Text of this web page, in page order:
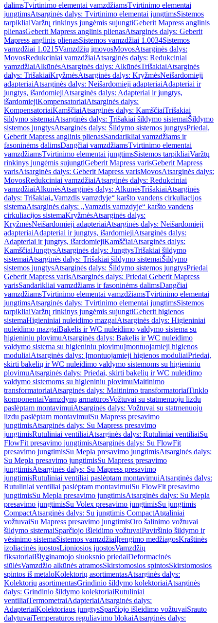
dalimsTvirtinimo elementai vamzdžiamsTvirtinimo elementai
jungtimsAtsarginės dalys: Tvirtinimo elementai jungtimsSistemos
tarpikliaiVaržtų rinkinys jungėmis sujungtiGeberit Mapress anglinis
plienasGeberit Mapress anglinis plienasAtsarginės dalys: Geberit
Mapress anglinis plienasSistemos vamzdžiai 1.0034Sistemos
vamzdžiai 1.0215Vamzdžių įmovosMovosAtsarginės dalys:
MovosRedukciniai vamzdžiaiAtsarginės dalys: Redukciniai
vamzdžiaiAlkūnėsAtsarginės dalys: AlkūnėsTrišakiaiAtsarginės
dalys: TrišakiaiKryžmėsAtsarginės dalys: KryžmėsNeišardomieji
adapteriaiAtsarginės dalys: Neišardomieji adapteriaiAdapteriai ir
jungtys, išardomiejiAtsarginės dalys: Adapteriai ir jungtys,
išardomiejiKompensatoriaiAtsarginės dalys:
KompensatoriaiKamščiaiAtsarginės dalys: KamščiaiTrišakiai
šildymo sistemaiAtsarginės dalys: Trišakiai šildymo sistemaiŠildymo
sistemos jungtysAtsarginės dalys: Šildymo sistemos jungtysPriedai,
Geberit Mapress anglinis plienasSandarikliai vamzdžiams ir
fasoninėms dalimsDangčiai vamzdžiamsTvirtinimo elementai
vamzdžiamsTvirtinimo elementai jungtimsSistemos tarpikliaiVaržtų
rinkinys jungėmis sujungtiGeberit Mapress varisGeberit Mapress
varisAtsarginės dalys: Geberit Mapress varisMovosAtsarginės dalys:
MovosRedukciniai vamzdžiaiAtsarginės dalys: Redukciniai
vamzdžiaiAlkūnėsAtsarginės dalys: AlkūnėsTrišakiaiAtsarginės
dalys: Trišakiai„Vamzdis vamzdyje“ karšto vandens cirkuliacijos
sistemaAtsarginės dalys: „Vamzdis vamzdyje“ karšto vandens
cirkuliacijos sistemaKryžmėsAtsarginės dalys:
KryžmėsNeišardomieji adapteriaiAtsarginės dalys: Neišardomieji
adapteriaiAdapteriai ir jungtys, išardomiejiAtsarginės dalys:
Adapteriai ir jungtys, išardomiejiKamščiaiAtsarginės dalys:
KamščiaiJungtysAtsarginės dalys: JungtysTrišakiai šildymo
sistemaiAtsarginės dalys: Trišakiai šildymo sistemaiŠildymo
sistemos jungtysAtsarginės dalys: Šildymo sistemos jungtysPriedai
Geberit Mapress varisAtsarginės dalys: Priedai Geberit Mapress
varisSandarikliai vamzdžiams ir fasoninėms dalimsDangčiai
vamzdžiamsTvirtinimo elementai vamzdžiamsTvirtinimo elementai
jungtimsAtsarginės dalys: Tvirtinimo elementai jungtimsSistemos
tarpikliaiVaržtų rinkinys jungėmis sujungtiGeberit higienos
sistemaHigieniniai nuleidimo mazgaiAtsarginės dalys: Higieniniai
nuleidimo mazgaiBakelis ir WC nuleidimo valdymo sistema su
higieniniu plovimuAtsarginės dalys: Bakelis ir WC nuleidimo
valdymo sistema su higieniniu plovimuĮmontuojamieji higienos
moduliaiAtsarginės dalys: Įmontuojamieji higienos moduliaiPriedai,
skirti bakelių ir WC nuleidimo valdymo sistemoms su higieniniu
plovimuAtsarginės dalys: Priedai, skirti bakelių ir WC nuleidimo
valdymo sistemoms su higieniniu plovimuMaitinimo
transformatoriaiAtsarginės dalys: Maitinimo transformatoriaiTinklo
komponentaiVamzdynų armatūrosVožtuvai su statmenuoju lizdu
paslėptam montavimuiAtsarginės dalys: Vožtuvai su statmenuoju
lizdu paslėptam montavimuiSu Mapress presavimo
jungtimisAtsarginės dalys: Su Mapress presavimo
jungtimisRutuliniai ventiliaiAtsarginės dalys: Rutuliniai ventiliaiSu
FlowFit presavimo jungtimisAtsarginės dalys: Su FlowFit
presavimo jungtimisSu Mepla presavimo jungtimisAtsarginės dalys:
Su Mepla presavimo jungtimisSu Mapress presavimo
jungtimisAtsarginės dalys: Su Mapress presavimo
jungtimisRutuliniai ventiliai paslėptam montavimuiAtsarginės dalys:
Rutuliniai ventiliai paslėptam montavimuiSu FlowFit presavimo
jungtimisSu Mepla presavimo jungtimisAtsarginės dalys: Su Mepla
presavimo jungtimisSu Volex presavimo jungtimisSu jungtimis
CompactAtsarginės dalys: Su jungtimis CompactAtgaliniai
vožtuvaiSu Mapress presavimo jungtimisOro šalinimo vožtuvai
šildymo sistemaiSparčiojo išleidimo vožtuvaiPaviršinio šildymo ir
vėsinimo sistemaSistemos vamzdžiaiĮrengimo medžiagosKraštinės
izoliacinės juostosLipniosios juostosVamzdžių
fiksatoriaiIšlyginamojo sluoksnio priedaiDeformacinės
siūlėsVamzdžio alkūnės atramosSkirstomosios spintosSkirstomosios
spintos iš metaloKolektorių asortimentasAtsarginės dalys:
Kolektorių asortimentasGrindinio šildymo kolektoriaiAtsarginės
dalys: Grindinio šildymo kolektoriaiRutuliniai
ventiliaiTermometraiAdapteriaiAtsarginės dalys:
AdapteriaiKolektoriaus jungtysSparčiojo išleidimo vožtuvaiSrauto
dalytuvaiTemperatūros reguliavimo blokaiAtsarginės dalys: